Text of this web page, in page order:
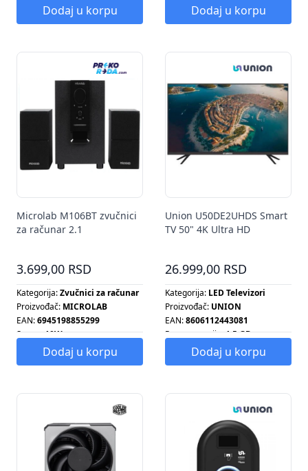
Dodaj u korpu Dodaj u korpu
Microlab M106BT zvučnici
za računar 2.1
3.699,00 RSD
Kategorija:Zvučnici za računar
Proizvođač: MICROLAB
EAN:6945198855299
Snaga:10W
Dodaj u korpu
Union U50DE2UHDS Smart
TV 50" 4K Ultra HD
26.999,00 RSD
Kategorija: LED Televizori
Proizvođač: UNION
EAN:8606112443081
Ram memorija:1.5 GB
Smart tv:DA
Dodaj u korpu